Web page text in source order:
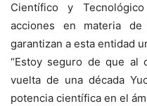
Científico y
acciones en materia
garantizan a esta entidad
“Estoy seguro de que al
vuelta de una década
potencia científica en el